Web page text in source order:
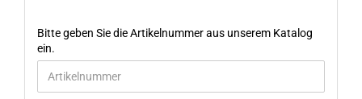
Bitte geben Sie die Artikelnummer aus unserem Katalog
ein.